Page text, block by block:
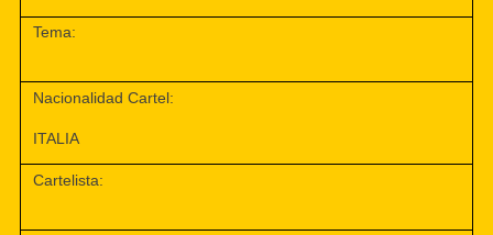
Tema:
Nacionalidad Cartel:
ITALIA
Cartelista: